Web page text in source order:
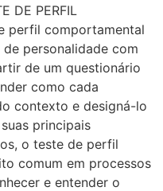
DE PERFIL
perfil comportamental
personalidade com
de um questionário
como cada
contexto e designá-lo
principais
o teste de perfil
comum em processos
e entender o